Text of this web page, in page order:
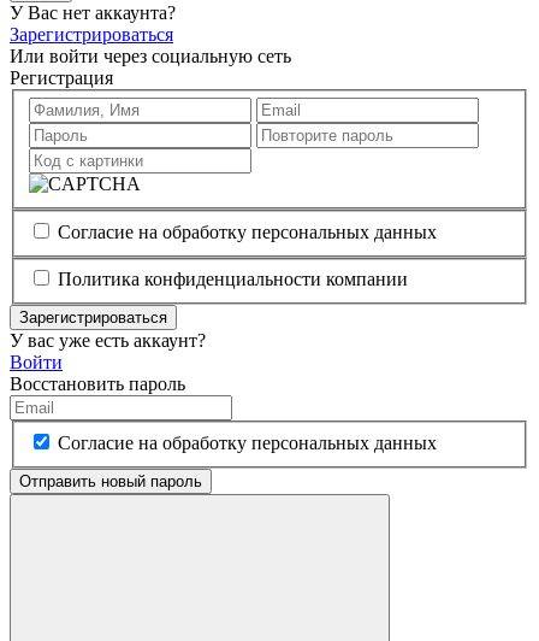
У Вас нет аккаунта?
Зарегистрироваться
Или войти через социальную сеть
Регистрация
Согласие на обработку персональных данных
Политика конфиденциальности компании
Зарегистрироваться
У вас уже есть аккаунт?
Войти
Восстановить пароль
Согласие на обработку персональных данных
Отправить новый пароль